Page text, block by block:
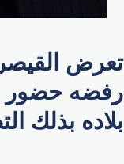
تعرض
رفضه حضور
بلاده بذلك